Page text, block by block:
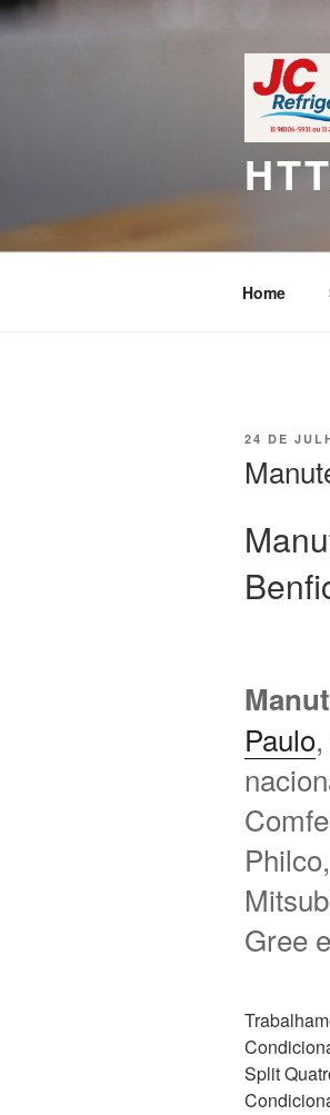
Pular
para
Home
24 DE
Paulo
Gree
Split